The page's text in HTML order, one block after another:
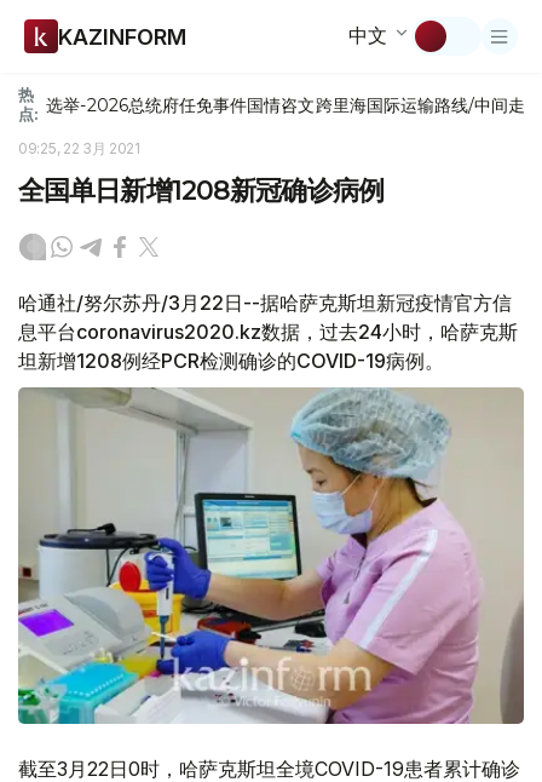
KAZINFORM 中文
热
点: 选举-2026总统府任免事件国情咨文跨里海国际运输路线/中间走廊
09:25, 22 3月 2021
全国单日新增1208新冠确诊病例
哈通社/努尔苏丹/3月22日--据哈萨克斯坦新冠疫情官方信
息平台coronavirus2020.kz数据，过去24小时，哈萨克斯
坦新增1208例经PCR检测确诊的COVID-19病例。
截至3月22日0时，哈萨克斯坦全境COVID-19患者累计确诊